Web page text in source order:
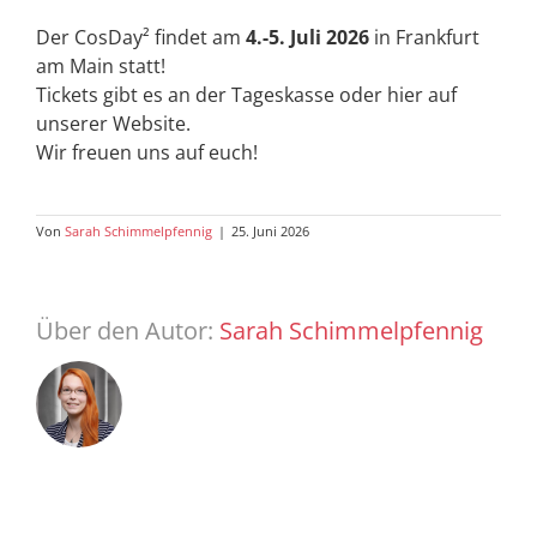
Der CosDay² findet am 4.-5. Juli 2026in Frankfurt
am Main statt!
Tickets gibt es an der Tageskasse oder hier auf
unserer Website.
Wir freuen uns auf euch!
Von Sarah Schimmelpfennig | 25. Juni 2026
Über den Autor: Sarah Schimmelpfennig